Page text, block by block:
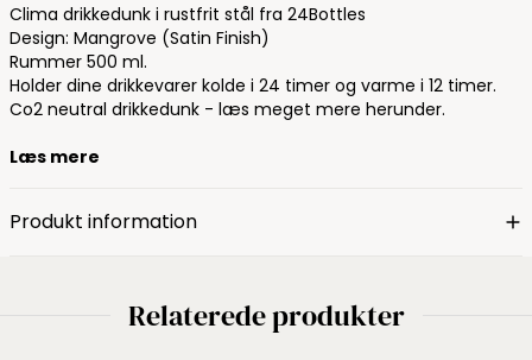
Clima drikkedunk i rustfrit stål fra 24Bottles
Design: Mangrove (Satin Finish)
Rummer 500 ml.
Holder dine drikkevarer kolde i 24 timer og varme i 12 timer.
Co2 neutral drikkedunk - læs meget mere herunder.
Læs mere
Produkt information
Relaterede produkter